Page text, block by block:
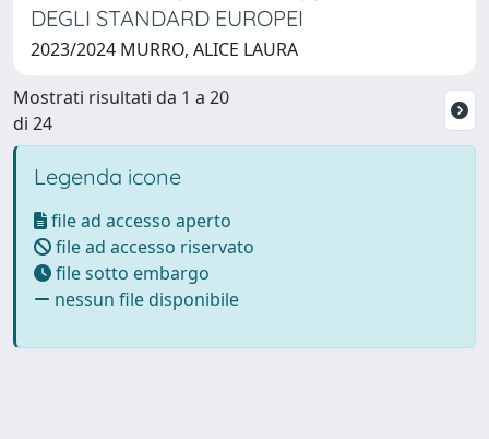
DEGLI STANDARD EUROPEI
2023/2024 MURRO, ALICE LAURA
Mostrati risultati da 1 a 20
di 24
Legenda icone
file ad accesso aperto
file ad accesso riservato
file sotto embargo
nessun file disponibile